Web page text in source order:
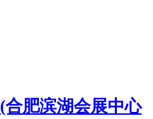
合肥滨湖会展中心